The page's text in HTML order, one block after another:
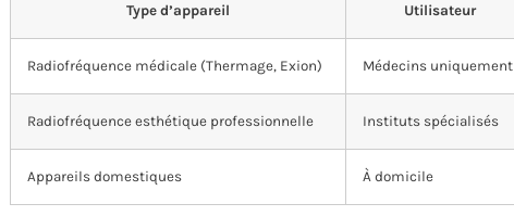
Type d’appareil Utilisateur
Radiofréquence médicale (Thermage, Exion) Médecins uniquement
Radiofréquence esthétique professionnelle Instituts spécialisés
Appareils domestiques À domicile